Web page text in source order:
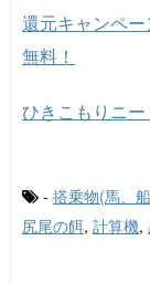
還元キャンペ
無料！
ひきこもりニ
- 搭乗物(馬、
尻尾の餌, 計算機,